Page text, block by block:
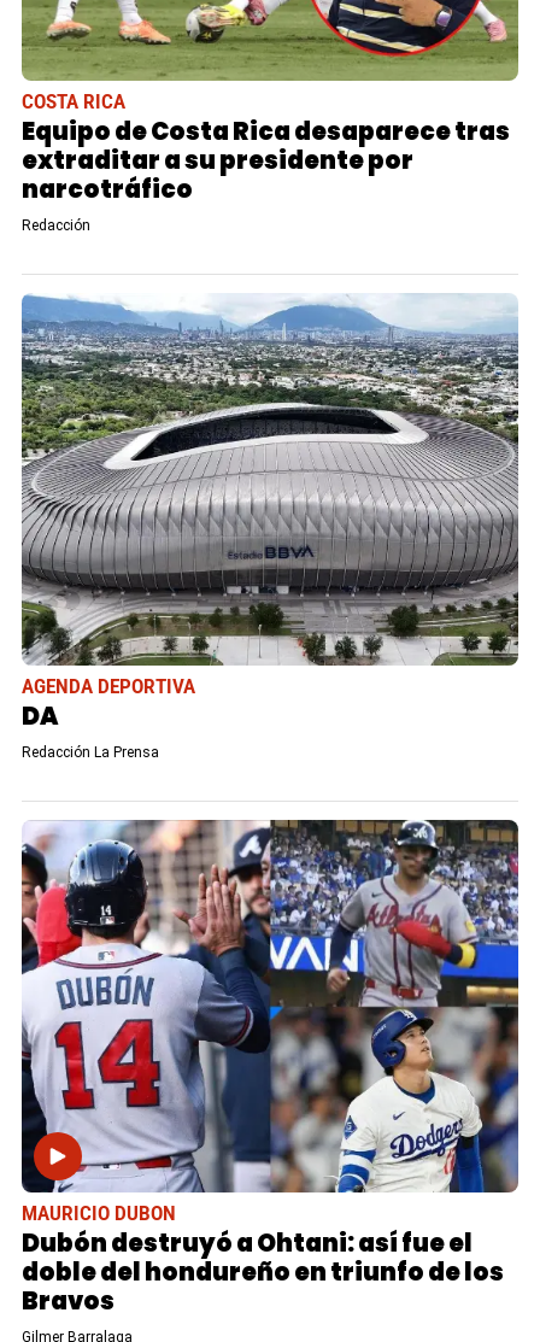
COSTA RICA
Equipo de Costa Rica desaparece tras
extraditar a su presidente por
narcotráfico
Redacción
AGENDA DEPORTIVA
DA
Redacción La Prensa
MAURICIO DUBON
Dubón destruyó a Ohtani: así fue el
doble del hondureño en triunfo de los
Bravos
Gilmer Barralaga